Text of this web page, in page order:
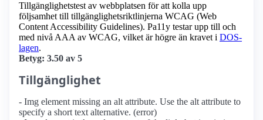
Tillgänglighetstest av webbplatsen för att kolla upp
följsamhet till tillgänglighets­riktlinjerna WCAG (Web
Content Accessibility Guidelines). Pa11y testar upp till och
med nivå AAA av WCAG, vilket är högre än kravet i DOS-
lagen.
Betyg: 3.50 av 5
Tillgänglighet
- Img element missing an alt attribute. Use the alt attribute to
specify a short text alternative. (error)